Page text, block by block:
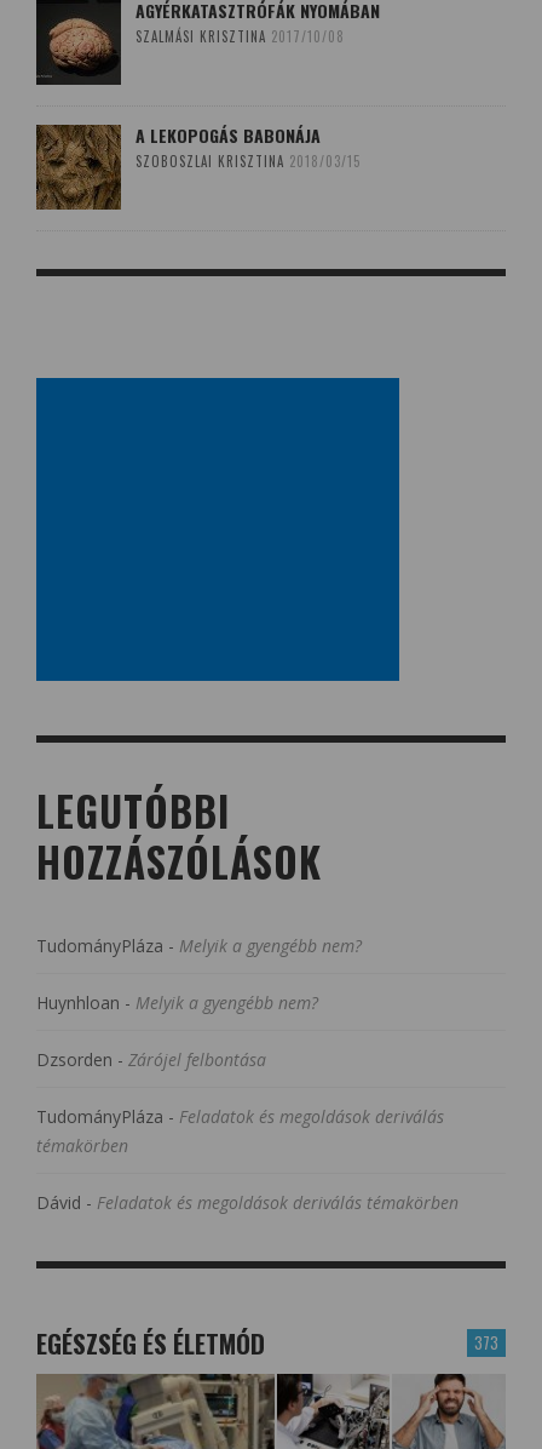
AGYÉRKATASZTRÓFÁK NYOMÁBAN
SZALMÁSI KRISZTINA 2017/10/08
A LEKOPOGÁS BABONÁJA
SZOBOSZLAI KRISZTINA 2018/03/15
LEGUTÓBBI
HOZZÁSZÓLÁSOK
TudományPláza - Melyik a gyengébb nem?
Huynhloan - Melyik a gyengébb nem?
Dzsorden - Zárójel felbontása
TudományPláza - Feladatok és megoldások deriválás
témakörben
Dávid - Feladatok és megoldások deriválás témakörben
373
EGÉSZSÉG ÉS ÉLETMÓD